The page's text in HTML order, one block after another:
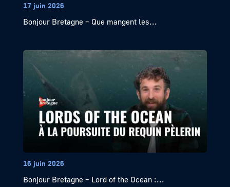
17 juin 2026
Bonjour Bretagne – Que mangent les...
16 juin 2026
Bonjour Bretagne – Lord of the Ocean :...